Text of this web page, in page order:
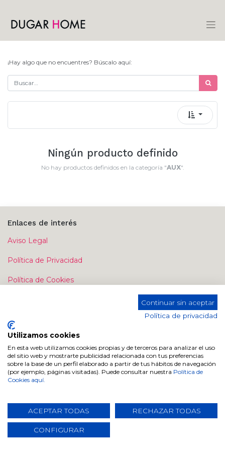
¡Hay algo que no encuentres? Búscalo aquí:
Ningún producto definido
No hay productos definidos en la categoría "AUX".
Enlaces de interés
Aviso Legal
Política de Privacidad
Política de Cookies
Contacte con nosotros
Contáctenos
info@dugarhome.com
+34 960 693 038
Continuar sin aceptar
Política de privacidad
Utilizamos cookies
En esta web utilizamos cookies propias y de terceros para analizar el uso
del sitio web y mostrarte publicidad relacionada con tus preferencias
sobre la base de un perfil elaborado a partir de tus hábitos de navegación
(por ejemplo, páginas visitadas). Puede consultar nuestra Política de
Cookies aquí.
ACEPTAR TODAS RECHAZAR TODAS
CONFIGURAR